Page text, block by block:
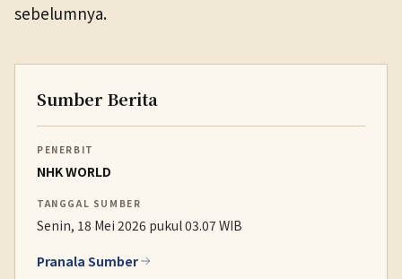
sebelumnya.
Sumber Berita
PENERBIT
NHK WORLD
TANGGAL SUMBER
Senin, 18 Mei 2026 pukul 03.07 WIB
Pranala Sumber